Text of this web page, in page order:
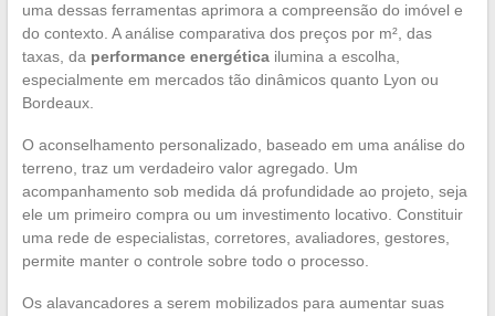
uma dessas ferramentas aprimora a compreensão do imóvel e
do contexto. A análise comparativa dos preços por m², das
taxas, da performance energéticailumina a escolha,
especialmente em mercados tão dinâmicos quanto Lyon ou
Bordeaux.
O aconselhamento personalizado, baseado em uma análise do
terreno, traz um verdadeiro valor agregado. Um
acompanhamento sob medida dá profundidade ao projeto, seja
ele um primeiro compra ou um investimento locativo. Constituir
uma rede de especialistas, corretores, avaliadores, gestores,
permite manter o controle sobre todo o processo.
Os alavancadores a serem mobilizados para aumentar suas